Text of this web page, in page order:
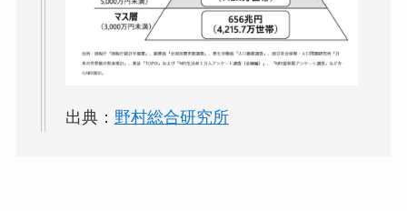
出典： 野村総合研究所